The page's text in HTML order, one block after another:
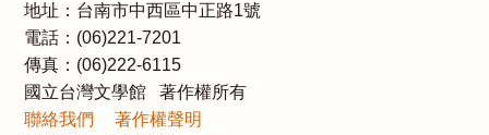
地址：台南市中西區中正路1號
電話：(06)221-7201
傳真：(06)222-6115
國立台灣文學館 著作權所有
聯絡我們
著作權聲明